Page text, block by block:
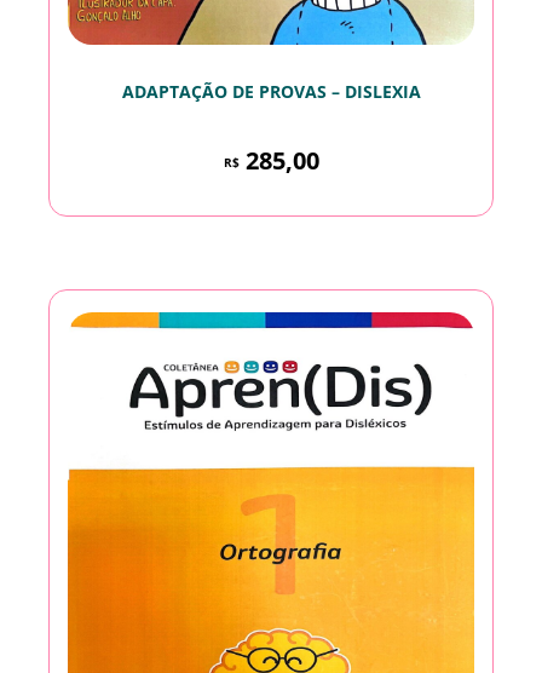
ADAPTAÇÃO DE PROVAS – DISLEXIA
R$285,00